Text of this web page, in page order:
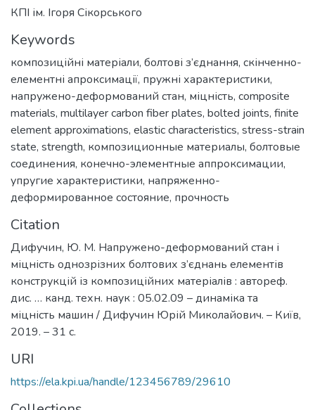
КПІ ім. Ігоря Сікорського
Keywords
композиційні матеріали, болтові з’єднання, скінченно-
елементні апроксимації, пружні характеристики,
напружено-деформований стан, міцність, composite
materials, multilayer carbon fiber plates, bolted joints, finite
element approximations, elastic characteristics, stress-strain
state, strength, композиционные материалы, болтовые
соединения, конечно-элементные аппроксимации,
упругие характеристики, напряженно-
деформированное состояние, прочность
Citation
Дифучин, Ю. М. Напружено-деформований стан і
міцність однозрізних болтових з’єднань елементів
конструкцій із композиційних матеріалів : автореф.
дис. … канд. техн. наук : 05.02.09 – динаміка та
міцність машин / Дифучин Юрій Миколайович. – Київ,
2019. – 31 с.
URI
https://ela.kpi.ua/handle/123456789/29610